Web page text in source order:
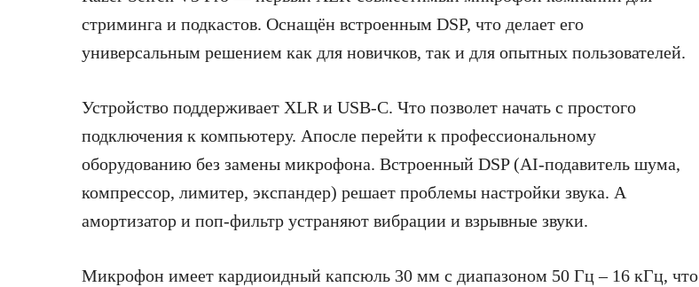
стриминга и подкастов. Оснащён встроенным DSP, что делает его
универсальным решением как для новичков, так и для опытных пользователей.
Устройство поддерживает XLR и USB-C. Что позволет начать с простого
подключения к компьютеру. Апосле перейти к профессиональному
оборудованию без замены микрофона. Встроенный DSP (AI-подавитель шума,
компрессор, лимитер, экспандер) решает проблемы настройки звука. А
амортизатор и поп-фильтр устраняют вибрации и взрывные звуки.
Микрофон имеет кардиоидный капсюль 30 мм с диапазоном 50 Гц – 16 кГц, что